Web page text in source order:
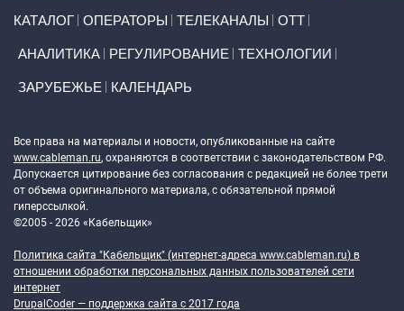
КАТАЛОГ ОПЕРАТОРЫ ТЕЛЕКАНАЛЫ ОТТ
АНАЛИТИКА РЕГУЛИРОВАНИЕ ТЕХНОЛОГИИ
ЗАРУБЕЖЬЕ КАЛЕНДАРЬ
Все права на материалы и новости, опубликованные на сайте
www.cableman.ru, охраняются в соответствии с законодательством РФ.
Допускается цитирование без согласования с редакцией не более трети
от объема оригинального материала, с обязательной прямой
гиперссылкой.
©2005 - 2026 «Кабельщик»
Политика сайта "Кабельщик" (интернет-адреса www.cableman.ru) в
отношении обработки персональных данных пользователей сети
интернет
DrupalCoder — поддержка сайта c 2017 года